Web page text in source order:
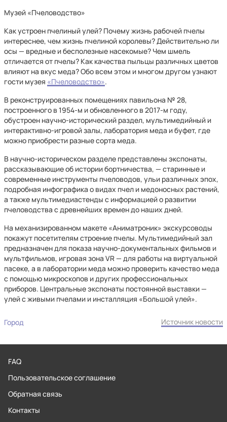
Музей «Пчеловодство»
Как устроен пчелиный улей? Почему жизнь рабочей пчелы
интереснее, чем жизнь пчелиной королевы? Действительно ли
осы — вредные и бесполезные насекомые? Чем шмель
отличается от пчелы? Как качества пыльцы различных цветов
влияют на вкус меда? Обо всем этом и многом другом узнают
гости музея «Пчеловодство».
В реконструированных помещениях павильона № 28,
построенного в 1954-м и обновленного в 2017-м году,
обустроен научно-исторический раздел, мультимедийный и
интерактивно-игровой залы, лаборатория меда и буфет, где
можно приобрести разные сорта меда.
В научно-историческом разделе представлены экспонаты,
рассказывающие об истории бортничества, — старинные и
современные инструменты пчеловодов, ульи различных эпох,
подробная инфографика о видах пчел и медоносных растений,
а также мультимедиастенды с информацией о развитии
пчеловодства с древнейших времен до наших дней.
На механизированном макете «Аниматроник» экскурсоводы
покажут посетителям строение пчелы. Мультимедийный зал
предназначен для показа научно-документальных фильмов и
мультфильмов, игровая зона VR — для работы на виртуальной
пасеке, а в лаборатории меда можно проверить качество меда
с помощью микроскопов и других профессиональных
приборов. Центральные экспонаты постоянной выставки —
улей с живыми пчелами и инсталляция «Большой улей».
Город Источник новости
FAQ
Пользовательское соглашение
Обратная связь
Контакты